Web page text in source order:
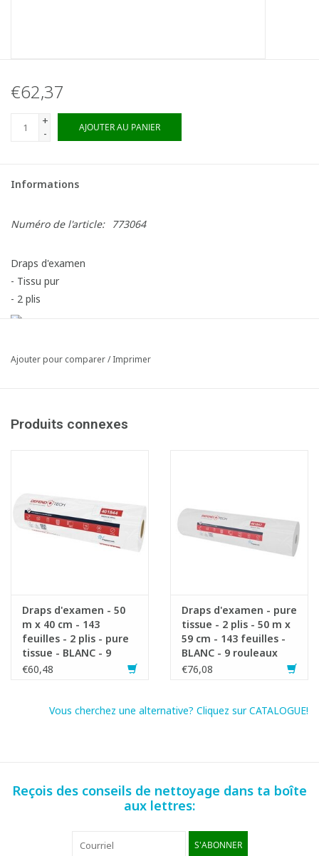
€62,37
+
-
AJOUTER AU PANIER
Informations
Numéro de l'article: 773064
Draps d'examen
- Tissu pur
- 2 plis
Ajouter pour comparer/Imprimer
Produits connexes
Draps d'examen - 50
m x 40 cm - 143
feuilles - 2 plis - pure
tissue - BLANC - 9
rouleaux
€60,48
Draps d'examen - pure
tissue - 2 plis - 50 m x
59 cm - 143 feuilles -
BLANC - 9 rouleaux
€76,08
Vous cherchez une alternative? Cliquez sur CATALOGUE!
Reçois des conseils de nettoyage dans ta boîte
aux lettres:
S'ABONNER